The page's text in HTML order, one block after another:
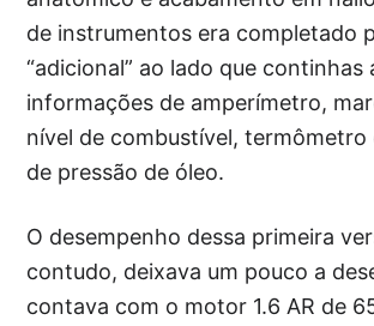
de instrumentos era completado
“adicional” ao lado que continhas
informações de amperímetro,
nível de combustível, termômetro
de pressão de óleo.
O desempenho dessa primeira
contudo, deixava um pouco a
contava com o motor 1.6 AR de